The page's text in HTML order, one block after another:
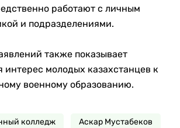
работают с личным
и подразделениями.
также показывает
молодых казахстанцев к
военному образованию.
колледж Аскар Мустабеков